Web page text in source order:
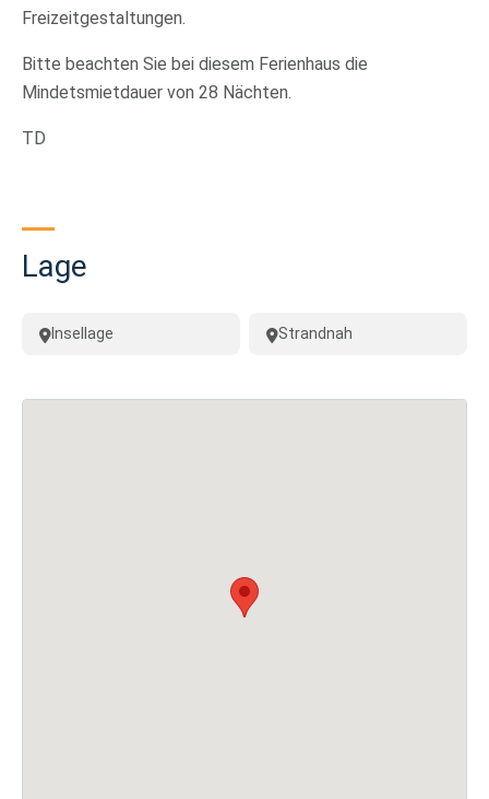
Freizeitgestaltungen.
Bitte beachten Sie bei diesem Ferienhaus die
Mindetsmietdauer von 28 Nächten.
TD
Lage
Insellage Strandnah